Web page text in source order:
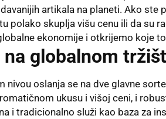
artikala na planeti. Ako ste
polako skuplja višu cenu ili da su
ekonomije i otkrijemo koje
na globalnom
nivou oslanja se na dve glavne
ukusu i višoj ceni, i
i tradicionalno služi kao baza za